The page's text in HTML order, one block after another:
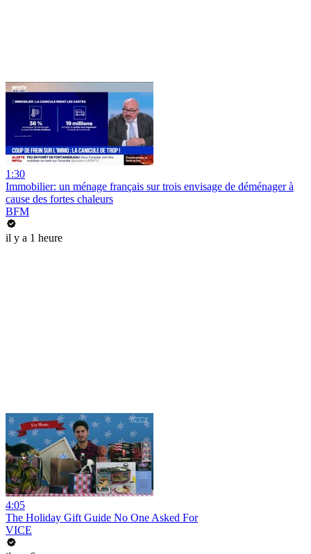
1:30
Immobilier: un ménage français sur trois envisage de déménager à
cause des fortes chaleurs
BFM
il y a 1 heure
4:05
The Holiday Gift Guide No One Asked For
VICE